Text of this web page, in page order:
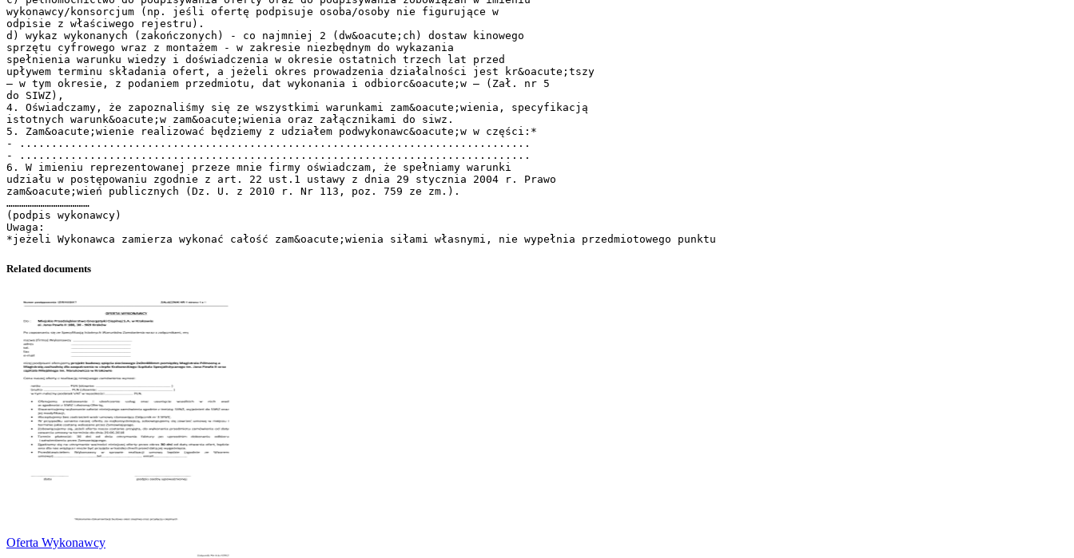
wykonawcy/konsorcjum (np. jeśli ofertę podpisuje osoba/osoby nie figurujące w
odpisie z właściwego rejestru).
d) wykaz wykonanych (zakończonych) - co najmniej 2 (dw&oacute;ch) dostaw kinowego
sprzętu cyfrowego wraz z montażem - w zakresie niezbędnym do wykazania
spełnienia warunku wiedzy i doświadczenia w okresie ostatnich trzech lat przed
upływem terminu składania ofert, a jeżeli okres prowadzenia działalności jest kr&oacute;tszy
– w tym okresie, z podaniem przedmiotu, dat wykonania i odbiorc&oacute;w – (Zał. nr 5
do SIWZ),
4. Oświadczamy, że zapoznaliśmy się ze wszystkimi warunkami zam&oacute;wienia, specyfikacją
istotnych warunk&oacute;w zam&oacute;wienia oraz załącznikami do siwz.
5. Zam&oacute;wienie realizować będziemy z udziałem podwykonawc&oacute;w w części:*
- ................................................................................
- ................................................................................
6. W imieniu reprezentowanej przeze mnie firmy oświadczam, że spełniamy warunki
udziału w postępowaniu zgodnie z art. 22 ust.1 ustawy z dnia 29 stycznia 2004 r. Prawo
zam&oacute;wień publicznych (Dz. U. z 2010 r. Nr 113, poz. 759 ze zm.).
…………………………………
(podpis wykonawcy)
Uwaga:
Related documents
Oferta Wykonawcy